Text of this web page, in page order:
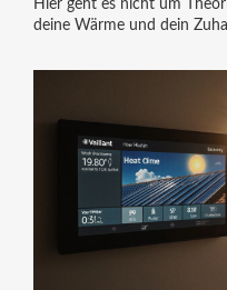
Hier geht es nicht um
deine Wärme und dein